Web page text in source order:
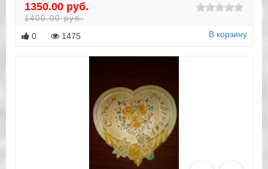
1350.00 руб.
1400.00 руб.
0 1475 В корзину